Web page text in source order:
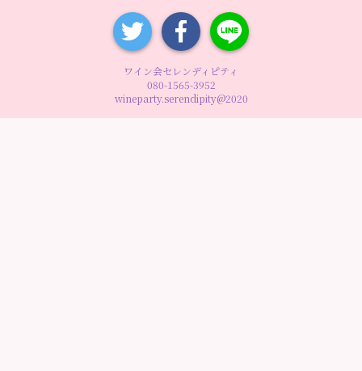
ワイン会セレンディピティ
080-1565-3952
wineparty.serendipity@2020